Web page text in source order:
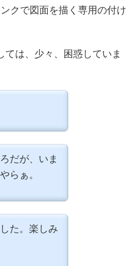
クで図面を描く専用の付け
は、少々、困惑していま
だが、いま
らぁ。
た。楽しみ